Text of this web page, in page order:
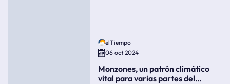
elTiempo
06 oct 2024
Monzones, un patrón climático
vital para varias partes del